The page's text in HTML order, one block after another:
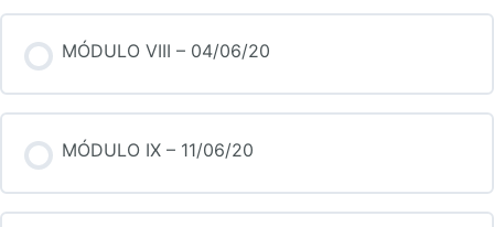
MÓDULO VIII – 04/06/20
MÓDULO IX – 11/06/20